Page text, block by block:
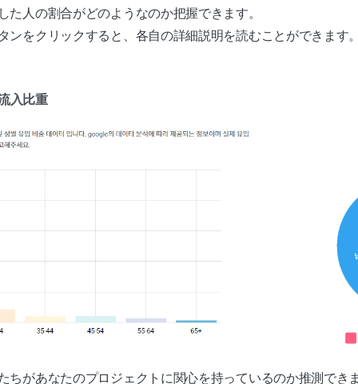
た人の割合がどのようなのか把握できます。
ンをクリックすると、各自の詳細説明を読むことができます
入比重
ちがあなたのプロジェクトに関心を持っているのか推測でき